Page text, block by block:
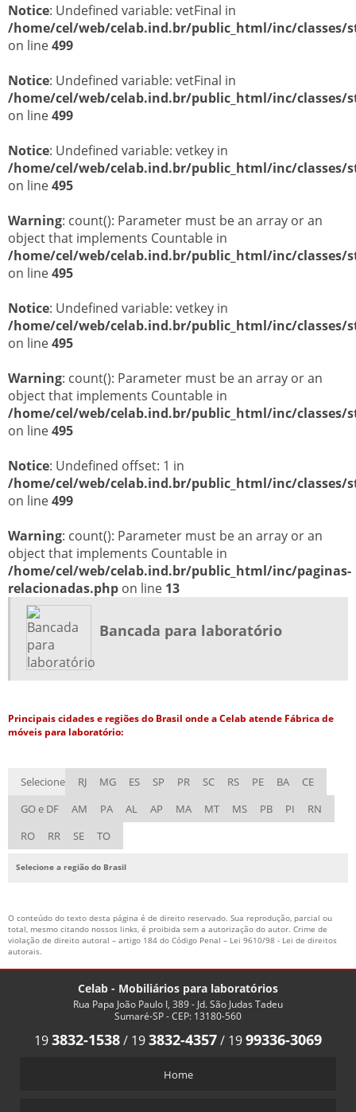
Notice: Undefined variable: vetFinal in
/home/cel/web/celab.ind.br/public_html/inc/classes/
on line499
Notice: Undefined variable: vetFinal in
/home/cel/web/celab.ind.br/public_html/inc/classes/
on line499
Notice: Undefined variable: vetkey in
/home/cel/web/celab.ind.br/public_html/inc/classes/
on line495
Warning: count(): Parameter must be an array or an
object that implements Countable in
/home/cel/web/celab.ind.br/public_html/inc/classes/
on line495
Notice: Undefined variable: vetkey in
/home/cel/web/celab.ind.br/public_html/inc/classes/
on line495
Warning: count(): Parameter must be an array or an
object that implements Countable in
/home/cel/web/celab.ind.br/public_html/inc/classes/
on line495
Notice: Undefined offset: 1 in
/home/cel/web/celab.ind.br/public_html/inc/classes/
on line499
Warning: count(): Parameter must be an array or an
object that implements Countable in
/home/cel/web/celab.ind.br/public_html/inc/paginas-
relacionadas.php on line 13
Bancada para laboratório
Principais cidades e regiões do Brasil onde a Celab atende Fábrica de
móveis para laboratório:
Selecione RJ MG ES SP PR SC RS PE BA
CE
GO e DF
AM PA AL AP MA MT MS PB PI
RN
RO
RR SE TO
Selecione a região do Brasil
O conteúdo do texto desta página é de direito reservado. Sua reprodução, parcial ou
total, mesmo citando nossos links, é proibida sem a autorização do autor. Crime de
violação de direito autoral – artigo 184 do Código Penal – Lei 9610/98 - Lei de direitos
autorais.
Celab - Mobiliários para laboratórios
Rua Papa João Paulo I, 389 - Jd. São Judas Tadeu
Sumaré-SP - CEP: 13180-560
193832-1538/ 193832-4357/ 1999336-3069
Home